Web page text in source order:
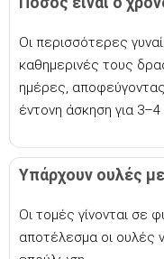
Οι περισσότερες
καθημερινές τους
ημέρες,
έντονη άσκηση για
Υπάρχουν ουλές
Οι τομές γίνονται σε
αποτέλεσμα οι ουλές